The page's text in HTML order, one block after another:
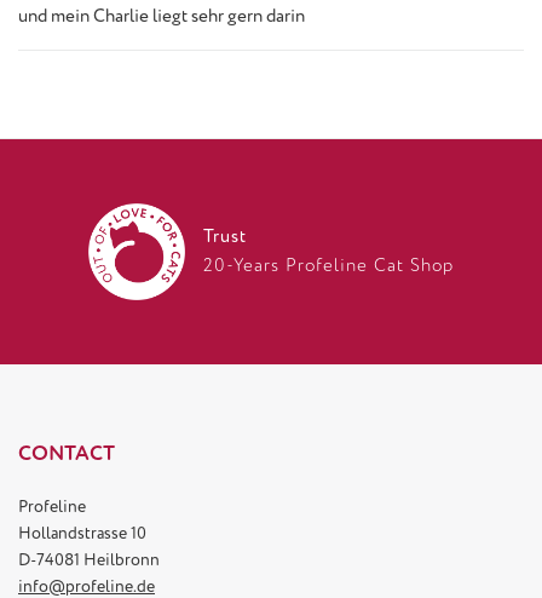
und mein Charlie liegt sehr gern darin
Trust
20-Years Profeline Cat Shop
CONTACT
Profeline
Hollandstrasse 10
D-74081 Heilbronn
info@profeline.de